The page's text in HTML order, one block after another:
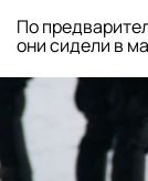
По
они сидели в